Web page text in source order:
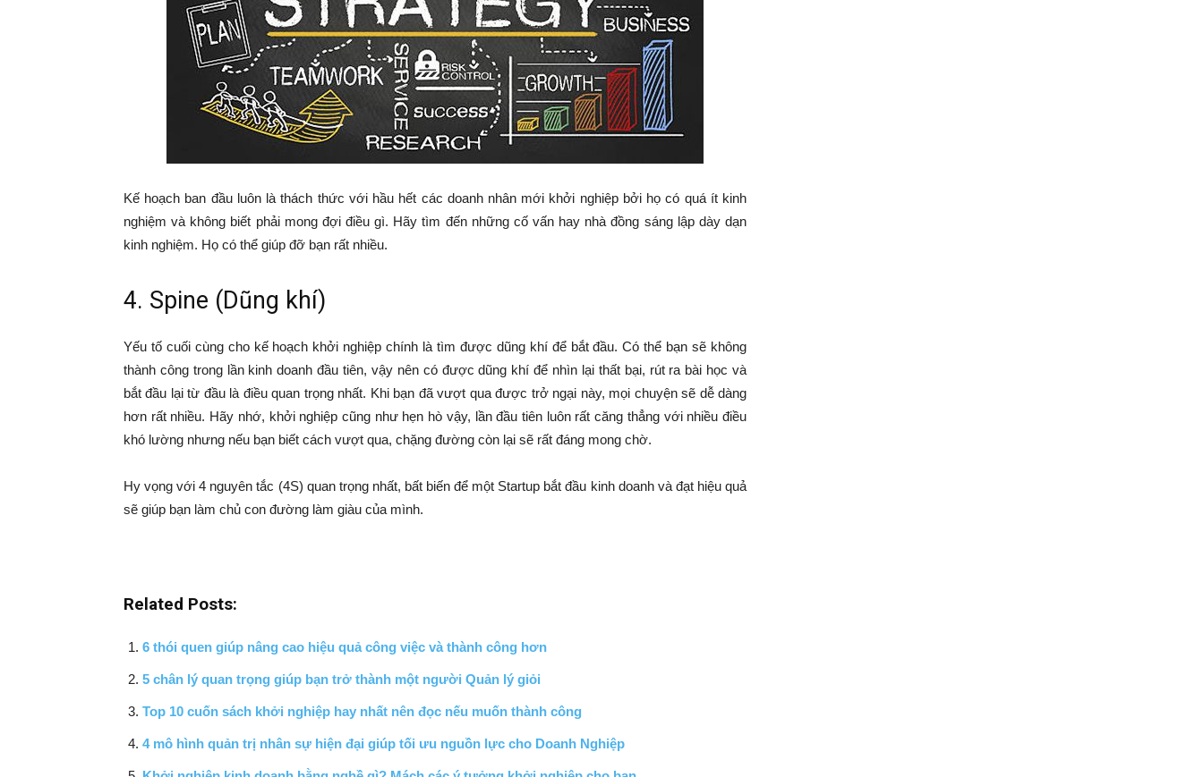
Kế hoạch ban đầu luôn là thách thức với hầu hết các doanh nhân mới khởi nghiệp bởi họ có quá ít kinh
nghiệm và không biết phải mong đợi điều gì. Hãy tìm đến những cố vấn hay nhà đồng sáng lập dày dạn
kinh nghiệm. Họ có thể giúp đỡ bạn rất nhiều.
4. Spine (Dũng khí)
Yếu tố cuối cùng cho kế hoạch khởi nghiệp chính là tìm được dũng khí để bắt đầu. Có thể bạn sẽ không
thành công trong lần kinh doanh đầu tiên, vậy nên có được dũng khí để nhìn lại thất bại, rút ra bài học và
bắt đầu lại từ đầu là điều quan trọng nhất. Khi bạn đã vượt qua được trở ngại này, mọi chuyện sẽ dễ dàng
hơn rất nhiều. Hãy nhớ, khởi nghiệp cũng như hẹn hò vậy, lần đầu tiên luôn rất căng thẳng với nhiều điều
khó lường nhưng nếu bạn biết cách vượt qua, chặng đường còn lại sẽ rất đáng mong chờ.
Hy vọng với 4 nguyên tắc (4S) quan trọng nhất, bất biến để một Startup bắt đầu kinh doanh và đạt hiệu quả
sẽ giúp bạn làm chủ con đường làm giàu của mình.
Related Posts:
6 thói quen giúp nâng cao hiệu quả công việc và thành công hơn
5 chân lý quan trọng giúp bạn trở thành một người Quản lý giỏi
Top 10 cuốn sách khởi nghiệp hay nhất nên đọc nếu muốn thành công
4 mô hình quản trị nhân sự hiện đại giúp tối ưu nguồn lực cho Doanh Nghiệp